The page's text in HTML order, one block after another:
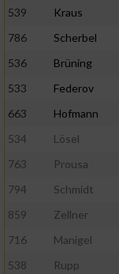
539 Kraus
786
Scherbel
536
Brüning
533
Federov
663
Hofmann
534
Lösel
763
Prousa
794
Schmidt
859
Zellner
716
Manigel
538
Rupp